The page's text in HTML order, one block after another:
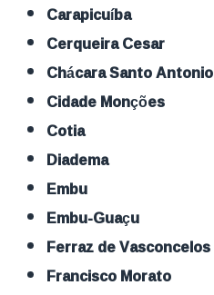
Carapicuíba
Cerqueira Cesar
Chácara Santo Antonio
Cidade Monções
Cotia
Diadema
Embu
Embu-Guaçu
Ferraz de Vasconcelos
Francisco Morato